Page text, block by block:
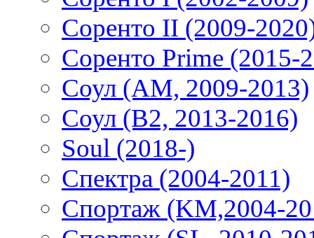
Соренто II (2009-
Соренто Prime (2015-
Соул (AM, 2009-2013)
Соул (B2, 2013-2016)
Soul (2018-)
Спектра (2004-2011)
Спортаж (KM,2004-